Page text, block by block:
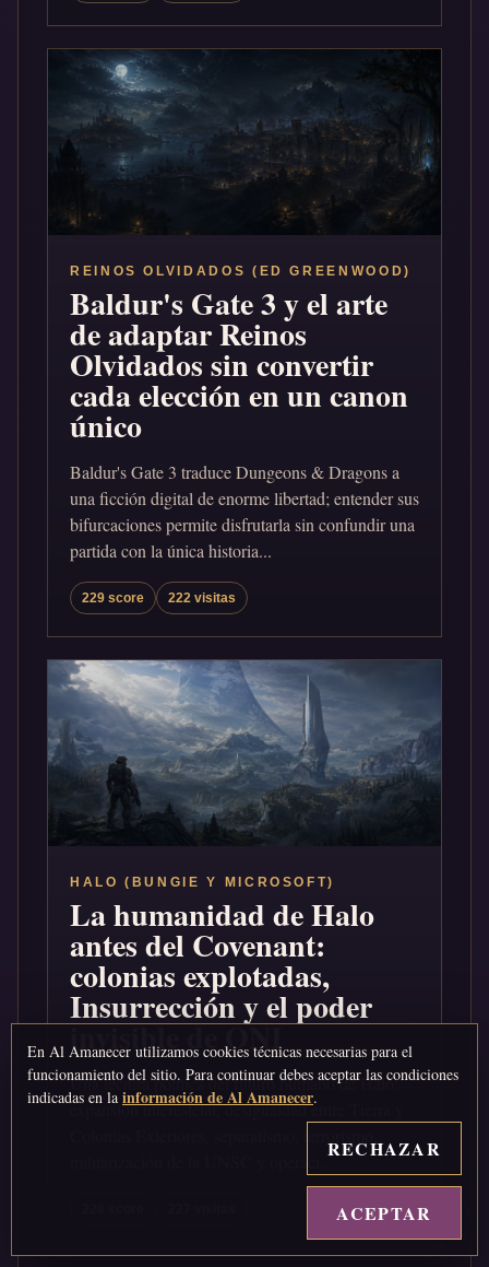
REINOS OLVIDADOS (ED GREENWOOD)
Baldur's Gate 3 y el arte
de adaptar Reinos
Olvidados sin convertir
cada elección en un canon
único
Baldur's Gate 3 traduce Dungeons & Dragons a
una ficción digital de enorme libertad; entender sus
bifurcaciones permite disfrutarla sin confundir una
partida con la única historia...
229 score 222 visitas
HALO (BUNGIE Y MICROSOFT)
La humanidad de Halo
antes del Covenant:
colonias explotadas,
Insurrección y el poder
invisible de ONI
Una lectura política del futuro humano de Halo:
expansión interestelar, desigualdad entre Tierra y
militarización de la UNSC y operaci...
En Al Amanecer utilizamos cookies técnicas necesarias para el
funcionamiento del sitio. Para continuar debes aceptar las condiciones
indicadas en la información de Al Amanecer.
RECHAZAR
ACEPTAR